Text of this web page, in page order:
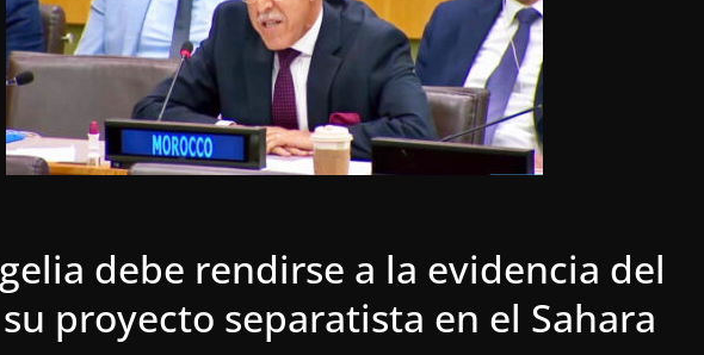
debe rendirse a la evidencia del
proyecto separatista en el Sahara